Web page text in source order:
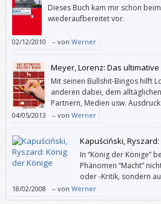
Dieses Buch kam mir schon
wiederaufbereitet vor.
02/12/2010 – von Werner
Meyer, Lorenz: Das
Mit seinen Bullshit-Bingos hilft
anderen dabei, dem
Partnern, Medien usw.
mit je 20 Phrasen lassen sich
ein Thema fehlt, der oder die kann auf den
Bingos erstellen.
04/05/2013 – von Werner
Kapuściński,
In “König der Könige”
Phänomen “Macht”
oder -Kritik, sondern
Insider, der
die voller Angst und Stolz einem
18/02/2008 – von Werner